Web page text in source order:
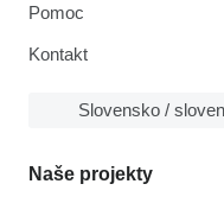
Pomoc
Kontakt
Slovensko /
Naše projekty